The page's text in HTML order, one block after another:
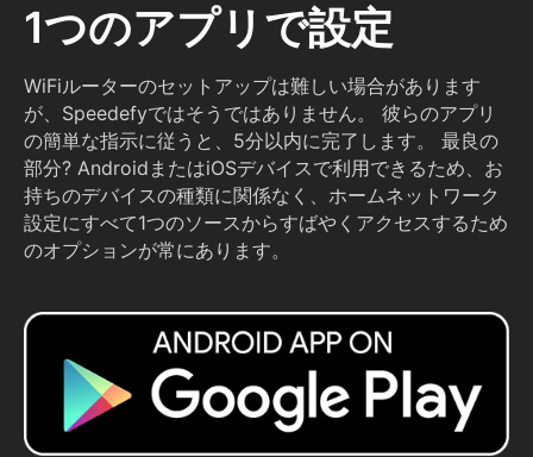
1つのアプリで設定
WiFiルーターのセットアップは難しい場合があります
が、Speedefyではそうではありません。 彼らのアプリ
の簡単な指示に従うと、5分以内に完了します。 最良の
部分? AndroidまたはiOSデバイスで利用できるため、お
持ちのデバイスの種類に関係なく、ホームネットワーク
設定にすべて1つのソースからすばやくアクセスするため
のオプションが常にあります。